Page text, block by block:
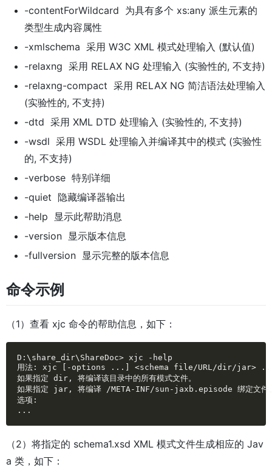
-contentForWildcard 为具有多个 xs:any 派生元素的
类型生成内容属性
-xmlschema 采用 W3C XML 模式处理输入 (默认值)
-relaxng 采用 RELAX NG 处理输入 (实验性的, 不支持)
-relaxng-compact 采用 RELAX NG 简洁语法处理输入
(实验性的, 不支持)
-dtd 采用 XML DTD 处理输入 (实验性的, 不支持)
-wsdl 采用 WSDL 处理输入并编译其中的模式 (实验性
的, 不支持)
-verbose 特别详细
-quiet 隐藏编译器输出
-help 显示此帮助消息
-version 显示版本信息
-fullversion 显示完整的版本信息
命令示例
（1）查看 xjc 命令的帮助信息，如下：
D:\share_dir\ShareDoc> xjc -help
用法: xjc [-options ...] <schema file/URL/dir/jar>
如果指定 dir, 将编译该目录中的所有模式文件。
如果指定 jar, 将编译 /META-INF/sun-jaxb.episode 绑定文件
选项:
...
（2）将指定的 schema1.xsd XML 模式文件生成相应的 Jav
a 类，如下：